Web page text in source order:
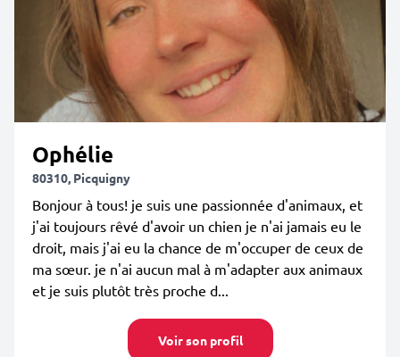
Ophélie
80310, Picquigny
Bonjour à tous! je suis une passionnée d'animaux, et
j'ai toujours rêvé d'avoir un chien je n'ai jamais eu le
droit, mais j'ai eu la chance de m'occuper de ceux de
ma sœur. je n'ai aucun mal à m'adapter aux animaux
et je suis plutôt très proche d...
Voir son profil